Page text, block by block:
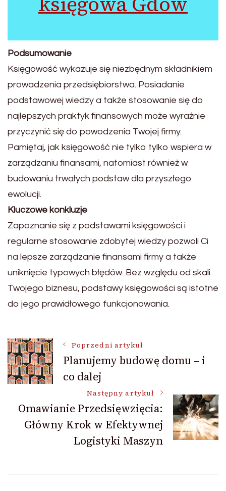
Podsumowanie
Księgowość wykazuje się niezbędnym składnikiem
prowadzenia przedsiębiorstwa. Posiadanie
podstawowej wiedzy a także stosowanie się do
najlepszych praktyk finansowych może wyraźnie
przyczynić się do powodzenia Twojej firmy.
Pamiętaj, jak księgowość nie tylko tylko wspiera w
zarządzaniu finansami, natomiast również w
budowaniu trwałych podstaw dla przyszłego
ewolucji.
Kluczowe konkluzje
Zapoznanie się z podstawami księgowości i
regularne stosowanie zdobytej wiedzy pozwoli Ci
na lepsze zarządzanie finansami firmy a także
uniknięcie typowych błędów. Bez względu od skali
Twojego biznesu, podstawy księgowości są istotne
do jego prawidłowego funkcjonowania.
Nawigacja
wpisu
Poprzedni artykuł
Planujemy budowę domu – i
co dalej
Następny artykuł
Omawianie Przedsięwzięcia:
Główny Krok w Efektywnej
Logistyki Maszyn